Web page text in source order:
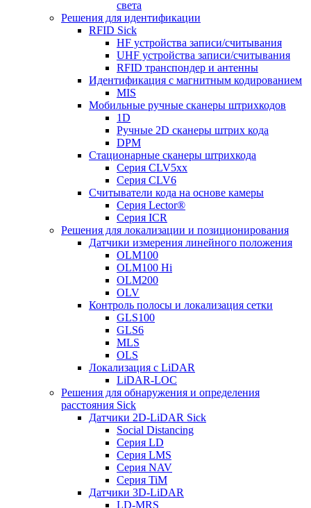
света
Решения для идентификации
RFID Sick
HF устройства записи/считывания
UHF устройства записи/считывания
RFID транспондер и антенны
Идентификация с магнитным кодированием
MIS
Мобильные ручные сканеры штрихкодов
1D
Ручные 2D сканеры штрих кода
DPM
Стационарные сканеры штрихкода
Серия CLV5xx
Серия CLV6
Считыватели кода на основе камеры
Серия Lector®
Серия ICR
Решения для локализации и позиционирования
Датчики измерения линейного положения
OLM100
OLM100 Hi
OLM200
OLV
Контроль полосы и локализация сетки
GLS100
GLS6
MLS
OLS
Локализация с LiDAR
LiDAR-LOC
Решения для обнаружения и определения
расстояния Sick
Датчики 2D-LiDAR Sick
Social Distancing
Серия LD
Серия LMS
Серия NAV
Серия TiM
Датчики 3D-LiDAR
LD-MRS